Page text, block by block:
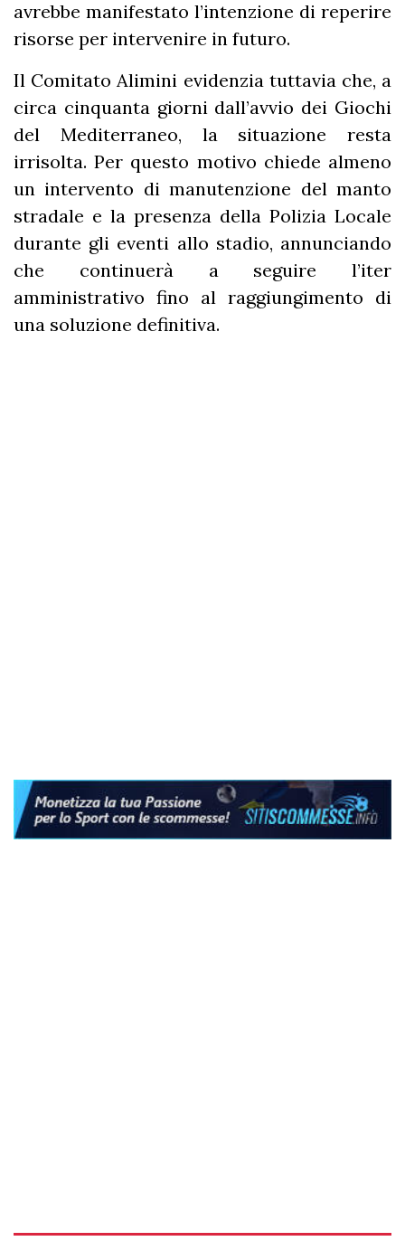
avrebbe manifestato l’intenzione di reperire
risorse per intervenire in futuro.
Il Comitato Alimini evidenzia tuttavia che, a
circa cinquanta giorni dall’avvio dei Giochi
del Mediterraneo, la situazione resta
irrisolta. Per questo motivo chiede almeno
un intervento di manutenzione del manto
stradale e la presenza della Polizia Locale
durante gli eventi allo stadio, annunciando
che continuerà a seguire l’iter
amministrativo fino al raggiungimento di
una soluzione definitiva.